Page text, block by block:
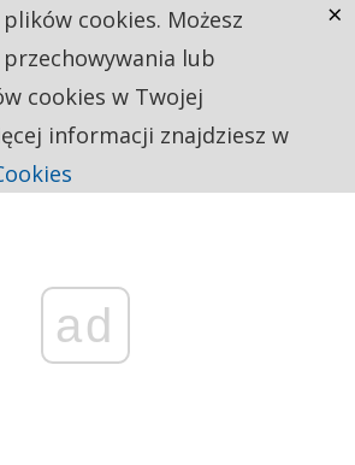
ad
cookies. Możesz
lub
cookies w Twojej
informacji znajdziesz w
×